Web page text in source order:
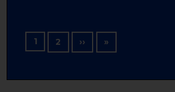
Stronicowanie
1 2 ›› Następna strona
»Ostatnia strona